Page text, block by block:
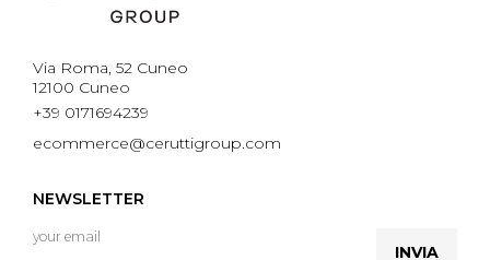
Via Roma, 52 Cuneo
12100 Cuneo
+39 0171694239
ecommerce@ceruttigroup.com
NEWSLETTER
INVIA